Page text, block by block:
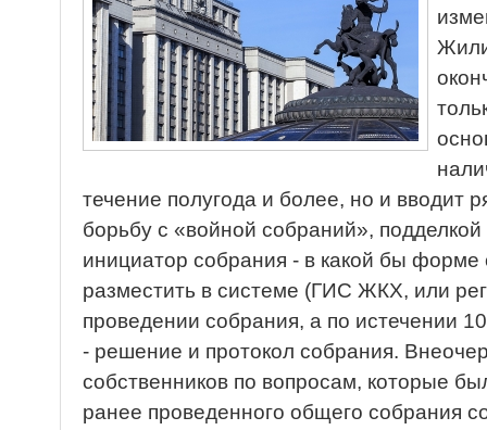
течение полугода и более, но и вводит
борьбу с «войной собраний»,
инициатор собрания - в какой бы форме
разместить в системе (ГИС ЖКХ, или
проведении собрания, а по истечении
- решение и протокол собрания.
собственников по вопросам, которые
ранее проведенного общего собрания